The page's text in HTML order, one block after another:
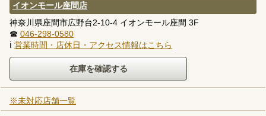
イオンモール座間店
神奈川県座間市広野台2-10-4 イオンモール座間 3F
☎ 046-298-0580
ℹ 営業時間・店休日・アクセス情報はこちら
※未対応店舗一覧